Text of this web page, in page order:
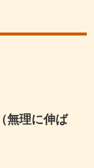
無理に伸ば